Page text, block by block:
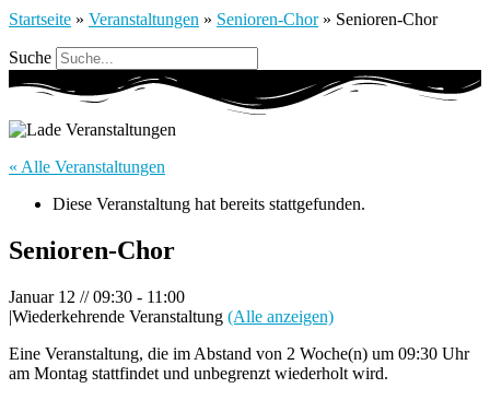
Startseite » Veranstaltungen » Senioren-Chor» Senioren-Chor
Suche
« Alle Veranstaltungen
Diese Veranstaltung hat bereits stattgefunden.
Senioren-Chor
Januar 12 // 09:30 - 11:00
|Wiederkehrende Veranstaltung (Alle anzeigen)
Eine Veranstaltung, die im Abstand von 2 Woche(n) um 09:30 Uhr
am Montag stattfindet und unbegrenzt wiederholt wird.